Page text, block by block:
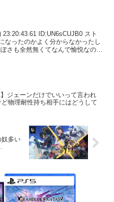
ID:UN6sCUJB0 スト
なったのかよく分からなかったし
さも全然無くてなんで愉悦なのか
】ジェーンだけでいいって言われ
物理耐性持ち相手にはどうして
奴多い